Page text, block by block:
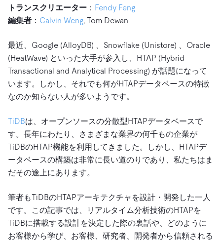
トランスクリエーター ： Fendy Feng
編集者 ： Calvin Weng, Tom Dewan
最近、Google (AlloyDB) 、Snowflake (Unistore) 、Oracle
(HeatWave) といった大手が参入し、HTAP (Hybrid
Transactional and Analytical Processing) が話題になって
います。しかし、それでも何がHTAPデータベースの特徴
なのか知らない人が多いようです。
TiDBは、オープンソースの分散型HTAPデータベースで
す。長年にわたり、さまざまな業界の何千もの企業が
TiDBのHTAP機能を利用してきました。しかし、HTAPデ
ータベースの構築は非常に長い道のりであり、私たちはま
だその途上にあります。
筆者もTiDBのHTAPアーキテクチャを設計・開発した一人
です。この記事では、リアルタイム分析技術のHTAPを
TiDBに搭載する設計を決定した際の裏話や、どのように
お客様から学び、お客様、研究者、開発者から信頼される